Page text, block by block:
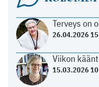
Terveys on
26.04.2026
Viikon
15.03.2026